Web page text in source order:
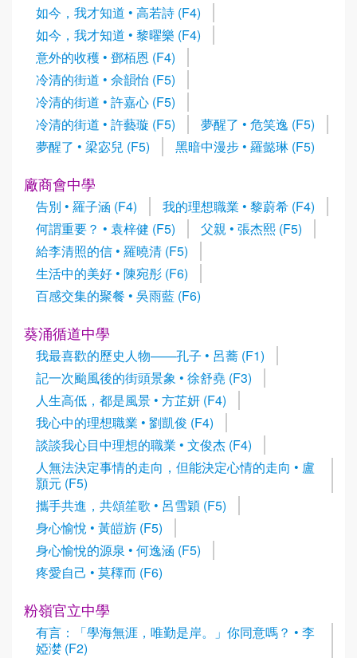
如今，我才知道 • 高若詩 (F4)
如今，我才知道 • 黎曜樂 (F4)
意外的收穫 • 鄧栢恩 (F4)
冷清的街道 • 佘韻怡 (F5)
冷清的街道 • 許嘉心 (F5)
冷清的街道 • 許藝璇 (F5)
夢醒了 • 危笑逸 (F5)
夢醒了 • 梁宓兒 (F5)
黑暗中漫步 • 羅懿琳 (F5)
廠商會中學
告別 • 羅子涵 (F4)
我的理想職業 • 黎蔚希 (F4)
何謂重要？ • 袁梓健 (F5)
父親 • 張杰熙 (F5)
給李清照的信 • 羅曉清 (F5)
生活中的美好 • 陳宛彤 (F6)
百感交集的聚餐 • 吳雨藍 (F6)
葵涌循道中學
我最喜歡的歷史人物——孔子 • 呂蕎 (F1)
記一次颱風後的街頭景象 • 徐舒堯 (F3)
人生高低，都是風景 • 方芷妍 (F4)
我心中的理想職業 • 劉凱俊 (F4)
談談我心目中理想的職業 • 文俊杰 (F4)
人無法決定事情的走向，但能決定心情的走向 • 盧
顥元 (F5)
攜手共進，共頌笙歌 • 呂雪穎 (F5)
身心愉悅 • 黃皚旂 (F5)
身心愉悅的源泉 • 何逸涵 (F5)
疼愛自己 • 莫䆁而 (F6)
粉嶺官立中學
有言：「學海無涯，唯勤是岸。」你同意嗎？ • 李
婭漤 (F2)